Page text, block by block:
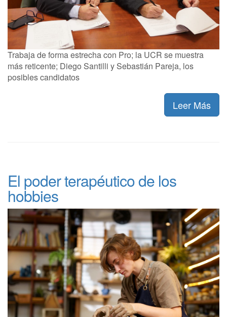
Trabaja de forma estrecha con Pro; la UCR se muestra
más reticente; Diego Santilli y Sebastián Pareja, los
posibles candidatos
Leer Más
El poder terapéutico de los
hobbies